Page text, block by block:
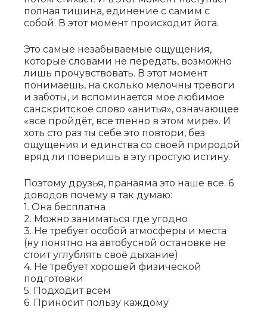
полная тишина, единение с самим с
собой. В этот момент происходит йога.
Это самые незабываемые ощущения,
которые словами не передать, возможно
лишь прочувствовать. В этот момент
понимаешь, на сколько мелочны тревоги
и заботы, и вспоминается мое любимое
санскритское слово «анитья», означающее
«все пройдёт, все тленно в этом мире». И
хоть сто раз ты себе это повтори, без
ощущения и единства со своей природой
вряд ли поверишь в эту простую истину.
Поэтому друзья, пранаяма это наше все. 6
доводов почему я так думаю:
1. Она бесплатна
2. Можно заниматься где угодно
3. Не требует особой атмосферы и места
(ну понятно на автобусной остановке не
стоит углублять своё дыхание)
4. Не требует хорошей физической
подготовки
5. Подходит всем
6. Приносит пользу каждому